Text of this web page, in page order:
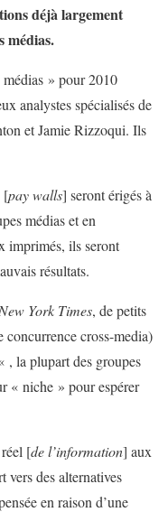
déjà largement
médias.
» pour 2010
analystes spécialisés de
et Jamie Rizzoqui. Ils
[pay walls] seront érigés à
médias et en
imprimés, ils seront
résultats.
New York Times, de petits
cross-media)
, la plupart des groupes
« niche » pour espérer
[de l’information] aux
vers des alternatives
en raison d’une